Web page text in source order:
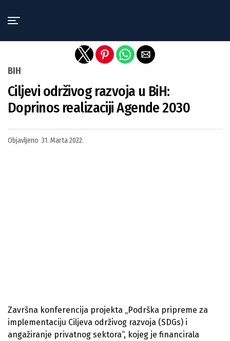
BIH
Ciljevi održivog razvoja u BiH:
Doprinos realizaciji Agende 2030
Objavljeno 31. Marta 2022.
Završna konferencija projekta „Podrška pripreme za
implementaciju Ciljeva održivog razvoja (SDGs) i
angažiranje privatnog sektora“, kojeg je financirala